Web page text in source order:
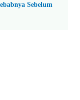
Sebelum